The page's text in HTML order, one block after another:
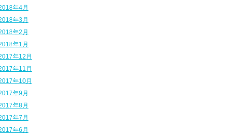
年4月
年3月
年2月
年1月
年12月
年11月
年10月
年9月
年8月
年7月
年6月